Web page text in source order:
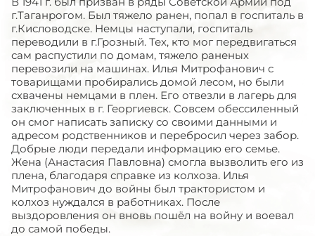
г.Таганрогом. Был тяжело ранен, попал в госпиталь в
г.Кисловодске. Немцы наступали, госпиталь
переводили в г.Грозный. Тех, кто мог передвигаться
сам распустили по домам, тяжело раненых
перевозили на машинах. Илья Митрофанович с
товарищами пробирались домой лесом, но были
схвачены немцами в плен. Его отвезли в лагерь для
заключенных в г. Георгиевск. Совсем обессиленный
он смог написать записку со своими данными и
адресом родственников и перебросил через забор.
Добрые люди передали информацию его семье.
Жена (Анастасия Павловна) смогла вызволить его из
плена, благодаря справке из колхоза. Илья
Митрофанович до войны был трактористом и
колхоз нуждался в работниках. После
выздоровления он вновь пошёл на войну и воевал
до самой победы.